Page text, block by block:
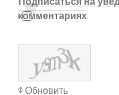
комментариях
Обновить